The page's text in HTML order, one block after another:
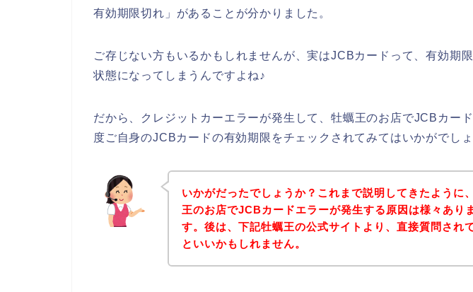
有効期限切れ」があることが分かりました。
ご存じない方もいるかもしれませんが、実はJCBカードって、有効期
状態になってしまうんですよね♪
だから、クレジットカーエラーが発生して、牡蠣王のお店でJCBカー
度ご自身のJCBカードの有効期限をチェックされてみてはいかがでしょ
いかがだったでしょうか？これまで説明してきたように
王のお店でJCBカードエラーが発生する原因は様々ありま
す。後は、下記牡蠣王の公式サイトより、直接質問され
といいかもしれません。